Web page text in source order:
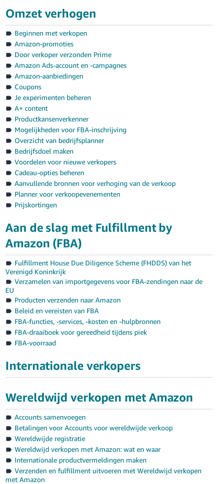
Omzet verhogen
Beginnen met verkopen
Amazon-promoties
Door verkoper verzonden Prime
Amazon Ads-account en -campagnes
Amazon-aanbiedingen
Coupons
Je experimenten beheren
A+ content
Productkansenverkenner
Mogelijkheden voor FBA-inschrijving
Overzicht van bedrijfsplanner
Bedrijfsdoel maken
Voordelen voor nieuwe verkopers
Cadeau-opties beheren
Aanvullende bronnen voor verhoging van de verkoop
Planner voor verkoopevenementen
Prijskortingen
Aan de slag met Fulfillment by
Amazon (FBA)
Fulfillment House Due Diligence Scheme (FHDDS) van het
Verenigd Koninkrijk
Verzamelen van importgegevens voor FBA-zendingen naar de
EU
Producten verzenden naar Amazon
Beleid en vereisten van FBA
FBA-functies, -services, -kosten en -hulpbronnen
FBA-draaiboek voor gereedheid tijdens piek
FBA-voorraad
Internationale verkopers
Wereldwijd verkopen met Amazon
Accounts samenvoegen
Betalingen voor Accounts voor wereldwijde verkoop
Wereldwijde registratie
Wereldwijd verkopen met Amazon: wat en waar
Internationale productvermeldingen maken
Verzenden en fulfillment uitvoeren met Wereldwijd verkopen
met Amazon